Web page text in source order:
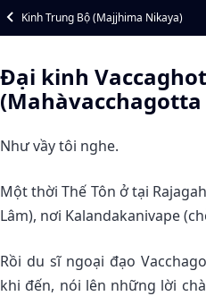
Kinh Trung Bộ (Majjhima Nikaya)
Ðại kinh
Như vầy tôi nghe.
Một thời Thế Tôn ở tại
Lâm), nơi Kalandakanivape
Rồi du sĩ ngoại đạo
khi đến, nói lên những lời